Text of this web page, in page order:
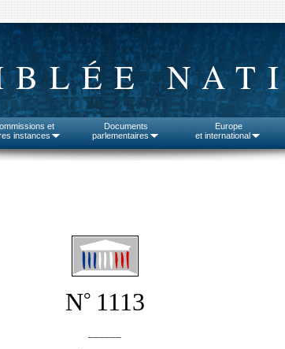
et
instances
Documents
parlementaires
Europe
et international
N° 1113